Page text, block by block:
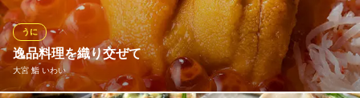
の連絡以外にも、定期的に交流をはかり築き上げた信頼関係の元
に届く素材の質は確かなもの。これがなければ熟成の技も糠に釘
です。
〜活きに 和みに〜豊鮨
逸品料理を織り交ぜて
大宮 鮨 いわい
うに